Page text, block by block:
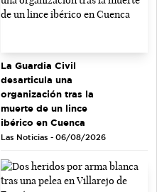
La Guardia Civil
desarticula una
organización tras la
muerte de un lince
ibérico en Cuenca
Las Noticias - 06/08/2026